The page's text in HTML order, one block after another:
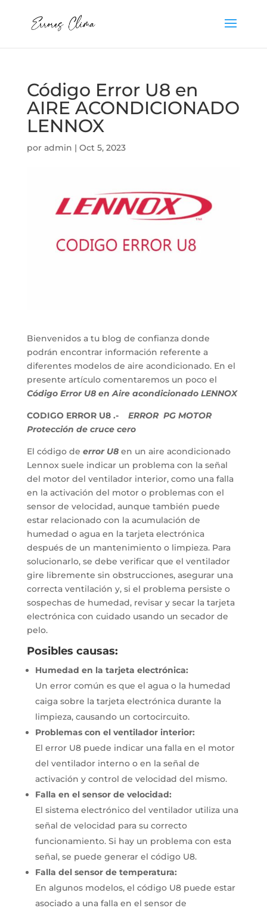
Código Error U8 en
AIRE ACONDICIONADO
LENNOX
por admin | Oct 5, 2023
Bienvenidos a tu blog de confianza donde
podrán encontrar información referente a
diferentes modelos de aire acondicionado. En el
presente artículo comentaremos un poco el
Código Error U8 en Aire acondicionado LENNOX
CODIGO ERROR U8 .-
ERROR PG MOTOR
Protección de cruce cero
El código de error U8en un aire acondicionado
Lennox suele indicar un problema con la señal
del motor del ventilador interior, como una falla
en la activación del motor o problemas con el
sensor de velocidad, aunque también puede
estar relacionado con la acumulación de
humedad o agua en la tarjeta electrónica
después de un mantenimiento o limpieza. Para
solucionarlo, se debe verificar que el ventilador
gire libremente sin obstrucciones, asegurar una
correcta ventilación y, si el problema persiste o
sospechas de humedad, revisar y secar la tarjeta
electrónica con cuidado usando un secador de
pelo.
Posibles causas:
Humedad en la tarjeta electrónica:
Un error común es que el agua o la humedad
caiga sobre la tarjeta electrónica durante la
limpieza, causando un cortocircuito.
Problemas con el ventilador interior:
El error U8 puede indicar una falla en el motor
del ventilador interno o en la señal de
activación y control de velocidad del mismo.
Falla en el sensor de velocidad:
El sistema electrónico del ventilador utiliza una
señal de velocidad para su correcto
funcionamiento. Si hay un problema con esta
señal, se puede generar el código U8.
Falla del sensor de temperatura:
En algunos modelos, el código U8 puede estar
asociado a una falla en el sensor de